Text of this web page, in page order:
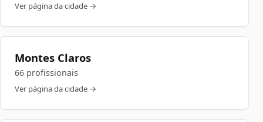
Ver página da cidade →
Montes Claros
66 profissionais
Ver página da cidade →